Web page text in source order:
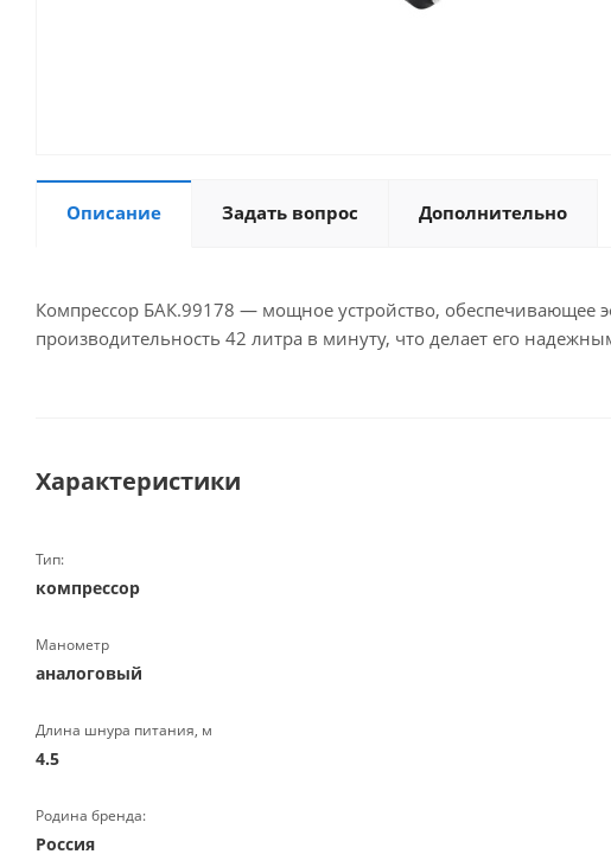
Описание Задать вопрос Дополнительно
Компрессор БАК.99178 — мощное устройство, обеспечивающее
производительность 42 литра в минуту, что делает его
Характеристики
Тип:
компрессор
Манометр
аналоговый
Длина шнура питания, м
4.5
Родина бренда:
Россия